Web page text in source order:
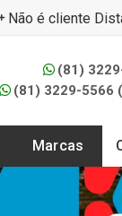
Não é cliente
(81)
(81) 3229-5566
Marcas